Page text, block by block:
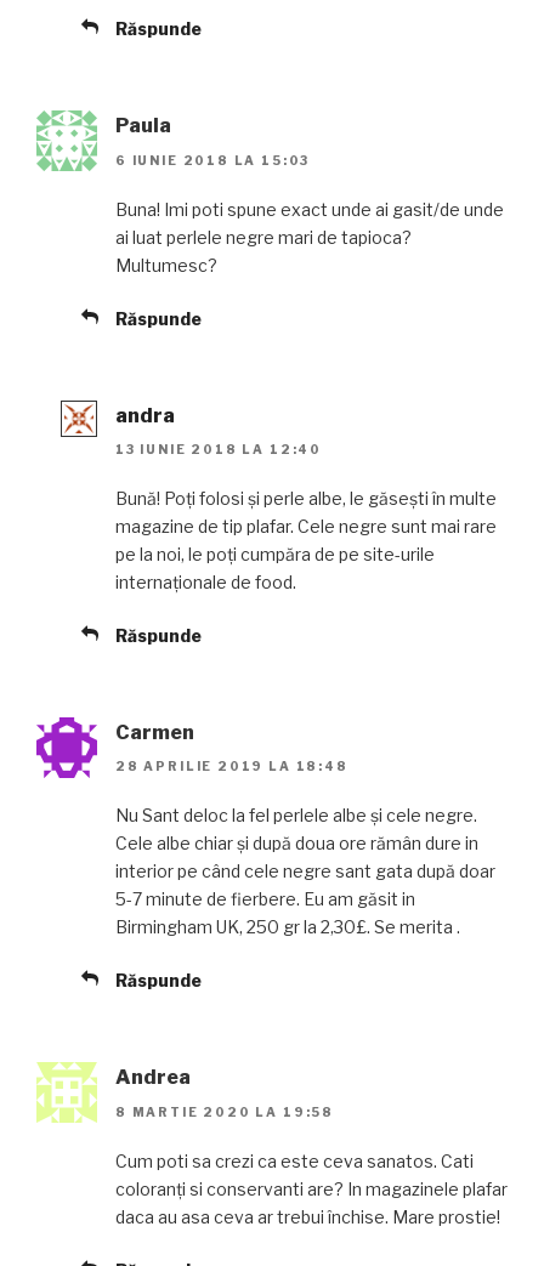
Răspunde
Paula
6 IUNIE 2018 LA 15:03
Buna! Imi poti spune exact unde ai gasit/de unde
ai luat perlele negre mari de tapioca?
Multumesc?
Răspunde
andra
13 IUNIE 2018 LA 12:40
Bună! Poți folosi și perle albe, le găsești în multe
magazine de tip plafar. Cele negre sunt mai rare
pe la noi, le poți cumpăra de pe site-urile
internaționale de food.
Răspunde
Carmen
28 APRILIE 2019 LA 18:48
Nu Sant deloc la fel perlele albe și cele negre.
Cele albe chiar și după doua ore rămân dure in
interior pe când cele negre sant gata după doar
5-7 minute de fierbere. Eu am găsit in
Birmingham UK, 250 gr la 2,30£. Se merita .
Răspunde
Andrea
8 MARTIE 2020 LA 19:58
Cum poti sa crezi ca este ceva sanatos. Cati
coloranți si conservanti are? In magazinele plafar
daca au asa ceva ar trebui închise. Mare prostie!